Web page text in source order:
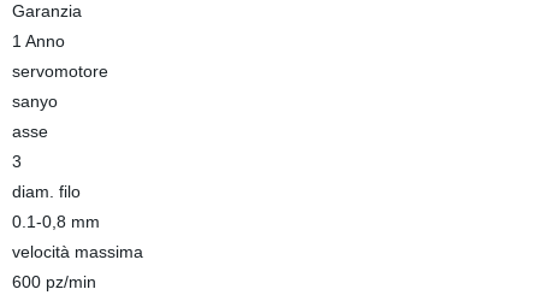
Garanzia
1 Anno
servomotore
sanyo
asse
3
diam. filo
0.1-0,8 mm
velocità massima
600 pz/min